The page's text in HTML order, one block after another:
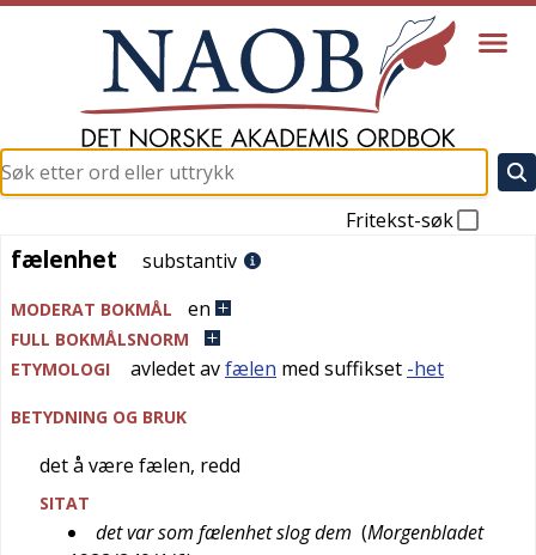
Fritekst-søk
fælenhet
fælenhet substantiv
MODERAT BOKMÅL en
FULL BOKMÅLSNORM
ETYMOLOGI
avledet avfælen med suffikset -het
BETYDNING OG BRUK
det å være fælen, redd
SITAT
det var som fælenhet slog dem (Morgenbladet